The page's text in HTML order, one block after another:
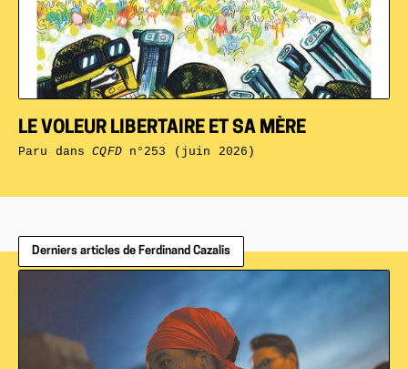
LE VOLEUR LIBERTAIRE ET SA MÈRE
Paru dansCQFDn°253 (juin 2026)
Derniers articles de Ferdinand Cazalis